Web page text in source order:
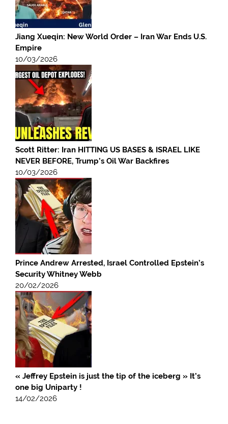
Jiang Xueqin: New World Order – Iran War Ends U.S.
Empire
10/03/2026
Scott Ritter: Iran HITTING US BASES & ISRAEL LIKE
NEVER BEFORE, Trump’s Oil War Backfires
10/03/2026
Prince Andrew Arrested, Israel Controlled Epstein’s
Security Whitney Webb
20/02/2026
« Jeffrey Epstein is just the tip of the iceberg » It’s
one big Uniparty !
14/02/2026